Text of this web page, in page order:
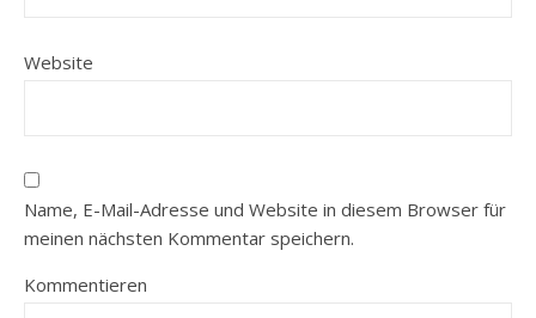
Website
Name, E-Mail-Adresse und Website in diesem Browser für
meinen nächsten Kommentar speichern.
Kommentieren